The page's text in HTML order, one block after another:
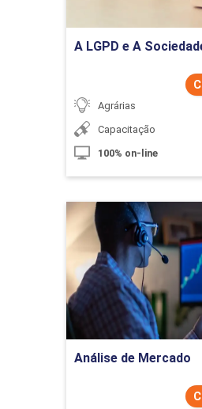
Gra¿ficos de Controle
Itens defeituosos
Gra¿ficos de Controle
Defeitos
A LGPD e A
Agrárias
Capacitação
100% on-line
Análise de Mercado
Análise
Detalhes do